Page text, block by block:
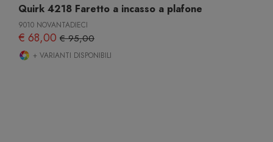
Quirk 4218 Faretto a incasso a plafone
9010 NOVANTADIECI
€ 68,00 € 95,00
+ VARIANTI DISPONIBILI